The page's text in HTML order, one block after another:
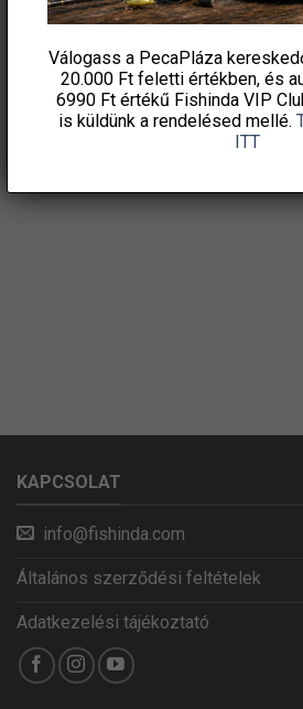
KAPCSOLAT
info@fishinda.com
Általános szerződési feltételek
Adatkezelési tájékoztató
Válogass a PecaPláza
20.000 Ft feletti értékben, és
6990 Ft értékű Fishinda VIP
is küldünk a rendelésed mellé.
ITT